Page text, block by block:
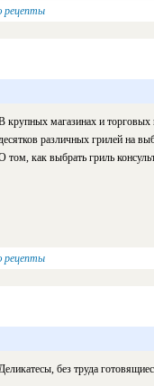
рецепты
крупных магазинах и торговых
различных грилей на
том, как выбрать гриль
рецепты
без труда